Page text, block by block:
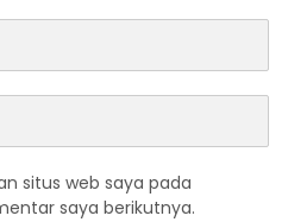
situs web saya pada
saya berikutnya.